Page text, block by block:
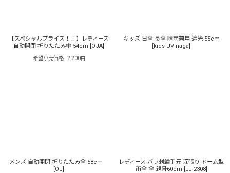
【スペシャルプライス！！】レディース
自動開閉 折りたたみ傘 54cm [OJA]
希望小売価格: 2,200円
キッズ 日傘 長傘 晴雨兼用 遮光 55cm
[kids-UV-naga]
メンズ 自動開閉 折りたたみ傘 58cm
[OJ]
レディース バラ刺繍手元 深張り ドーム型
雨傘 傘 親骨60cm [LJ-2308]